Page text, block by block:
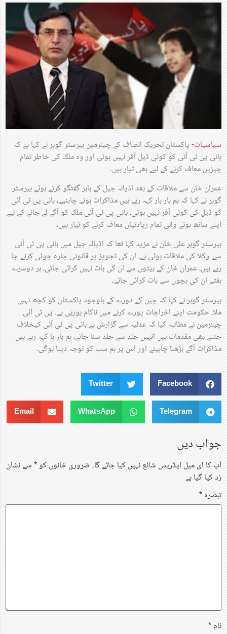
سیاسیات-پاکستان تحریک انصاف کے چیئرمین بیرسٹر گوہر نے کہا ہے کہ
بانی پی ٹی آئی کو کوئی ڈیل آفر نہیں ہوئی اور وہ ملک کی خاطر تمام
چیزیں معاف کرنے کے لیے بھی تیار ہیں۔
عمران خان سے ملاقات کے بعد اڈیالہ جیل کے باہر گفتگو کرتے ہوئے بیرسٹر
گوہر نے کہا کہ ہم بار بار کہہ رہے ہیں مذاکرات ہونے چاہئیے، بانی پی ٹی آئی
کو ڈیل کی کوئی آفر نہیں ہوئی، بانی پی ٹی آئی ملک کو آگے لے جانے کے لیے
اپنے ساتھ ہونے والی تمام زیادتیاں معاف کرنے کو تیار ہیں۔
بیرسٹر گوہر علی خان نے مزید کہا تھا کہ اڈیالہ جیل میں بانی پی ٹی آئی
سے وکلا کی ملاقات ہوئی ہے، ان کی تجویز پر قانونی چارہ جوئی کرنے جا
رہے ہیں، عمران خان کے بیٹوں سے ان کی بات نہیں کرائی جاتی، ہر دوسرے
ہفتے ان کی بچوں سے بات کرائی جائے۔
بیرسٹر گوہر نے کہا کہ چین کے دورے کے باوجود پاکستان کو کچھ نہیں
ملا، حکومت اپنے اخراجات پورے کرنے میں ناکام ہورہی ہے۔ پی ٹی آئی
چیئرمین نے مطالبہ کیا کہ عدلیہ سے گزارش ہے بانی پی ٹی آئی کیخلاف
جتنے بھی مقدمات ہیں انہیں جلد سے جلد سنا جائے، ہم بار ہا کہہ رہے ہیں
مذاکرات آگے بڑھنا چاہیئے اور اس پر ہم سب کو توجہ دینا ہوگی۔
Facebook
Twitter
Telegram
WhatsApp
Email
جواب دیں
آپ کا ای میل ایڈریس شائع نہیں کیا جائے گا۔ضروری خانوں کو*سے نشان
زد کیا گیا ہے
تبصرہ*
نام*